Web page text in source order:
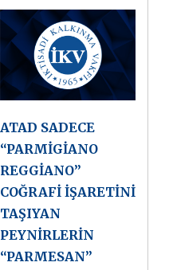
ATAD SADECE
“PARMİGİANO
REGGİANO”
COĞRAFİ İŞARETİNİ
TAŞIYAN
PEYNİRLERİN
“PARMESAN”